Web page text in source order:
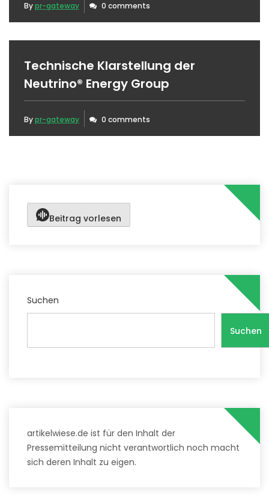
Bypr-gateway 0 comments
Technische Klarstellung der
Neutrino® Energy Group
Bypr-gateway 0 comments
Beitrag vorlesen
Suchen
Suchen
artikelwiese.de ist für den Inhalt der
Pressemitteilung nicht verantwortlich noch macht
sich deren Inhalt zu eigen.